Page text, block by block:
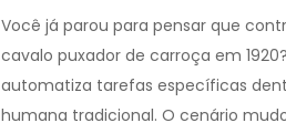
Você já parou para pensar que
cavalo puxador de carroça em
automatiza tarefas específicas
humana tradicional. O cenário